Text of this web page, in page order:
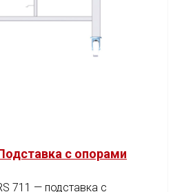
с опорами
711 — подставка с